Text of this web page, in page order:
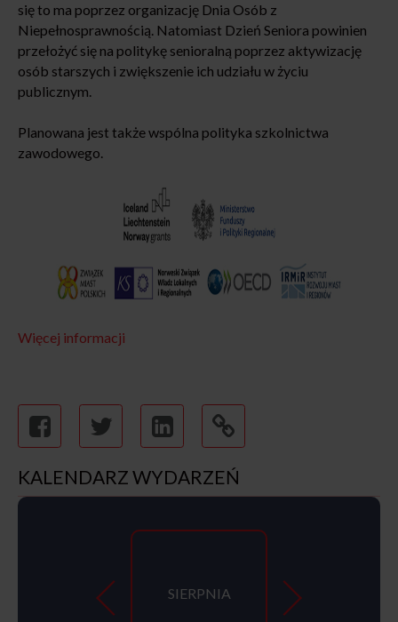
się to ma poprzez organizację Dnia Osób z
Niepełnosprawnością. Natomiast Dzień Seniora powinien
przełożyć się na politykę senioralną poprzez aktywizację
osób starszych i zwiększenie ich udziału w życiu
publicznym.
Planowana jest także wspólna polityka szkolnictwa
zawodowego.
Więcej informacji
KALENDARZ WYDARZEŃ
SIERPNIA